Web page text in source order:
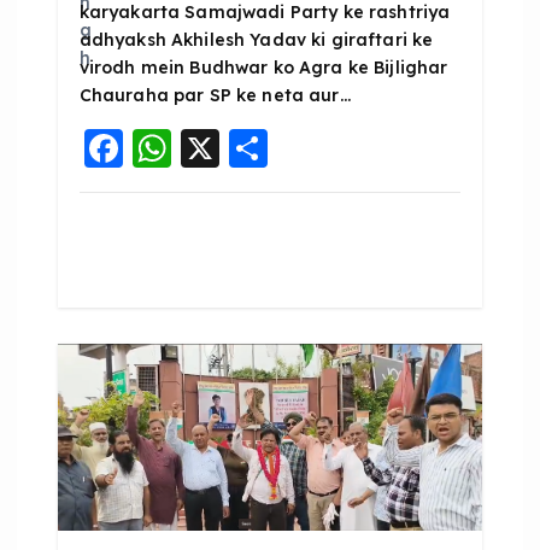
karyakarta Samajwadi Party ke rashtriya
adhyaksh Akhilesh Yadav ki giraftari ke
virodh mein Budhwar ko Agra ke Bijlighar
Chauraha par SP ke neta aur…
F
a
o
o
k
W
h
p
p
X S
h